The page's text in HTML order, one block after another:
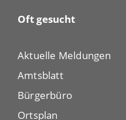
Oft gesucht
Aktuelle Meldungen
Amtsblatt
Bürgerbüro
Ortsplan